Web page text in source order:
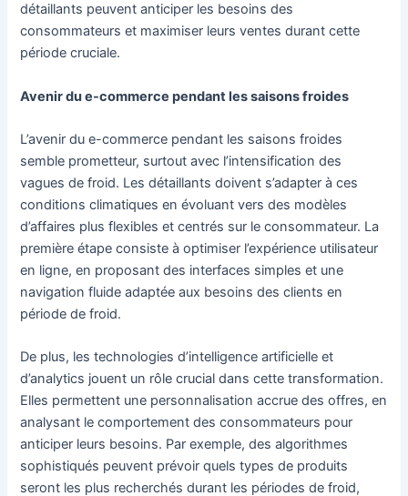
détaillants peuvent anticiper les besoins des
consommateurs et maximiser leurs ventes durant cette
période cruciale.
Avenir du e-commerce pendant les saisons froides
L’avenir du e-commerce pendant les saisons froides
semble prometteur, surtout avec l’intensification des
vagues de froid. Les détaillants doivent s’adapter à ces
conditions climatiques en évoluant vers des modèles
d’affaires plus flexibles et centrés sur le consommateur. La
première étape consiste à optimiser l’expérience utilisateur
en ligne, en proposant des interfaces simples et une
navigation fluide adaptée aux besoins des clients en
période de froid.
De plus, les technologies d’intelligence artificielle et
d’analytics jouent un rôle crucial dans cette transformation.
Elles permettent une personnalisation accrue des offres, en
analysant le comportement des consommateurs pour
anticiper leurs besoins. Par exemple, des algorithmes
sophistiqués peuvent prévoir quels types de produits
seront les plus recherchés durant les périodes de froid,